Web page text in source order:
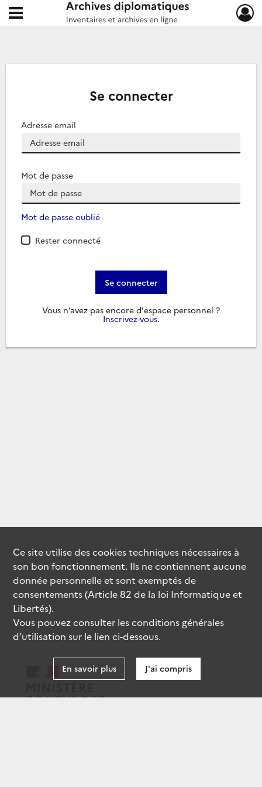
Archives diplomatiques
Ouvrir le menu déroulant
Se connecter
Adresse email
Mot de passe
Mot de passe oublié
Rester connecté
Se connecter
Vous n’avez pas encore d'espace personnel ?
Inscrivez-vous.
Ce site utilise descookiestechniques nécessaires à
son bon fonctionnement. Ils ne contiennent aucune
donnée personnelle et sont exemptés de
consentements (Article 82 de la loi Informatique et
Libertés).
Vous pouvez consulter les conditions générales
d’utilisation sur le lien ci-dessous.
En savoir plus J'ai compris